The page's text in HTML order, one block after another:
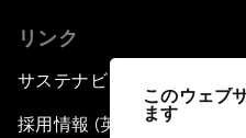
このウェブ
ます
リンク
サステナビリティへの取り組
採用情報 (英語のみ)